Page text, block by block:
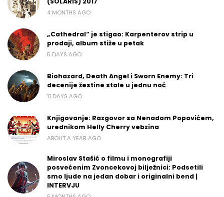
4 MONTHS AGO
„Cathedral“ je stigao: Karpenterov strip u
prodaji, album stiže u petak
5 DAYS AGO
Biohazard, Death Angel i Sworn Enemy: Tri
decenije žestine stale u jednu noć
11 DAYS AGO
Knjigovanje: Razgovor sa Nenadom Popovićem,
urednikom Helly Cherry vebzina
ABOUT A YEAR AGO
Miroslav Stašić o filmu i monografiji
posvećenim Zvoncekovoj bilježnici: Podsetili
smo ljude na jedan dobar i originalni bend |
INTERVJU